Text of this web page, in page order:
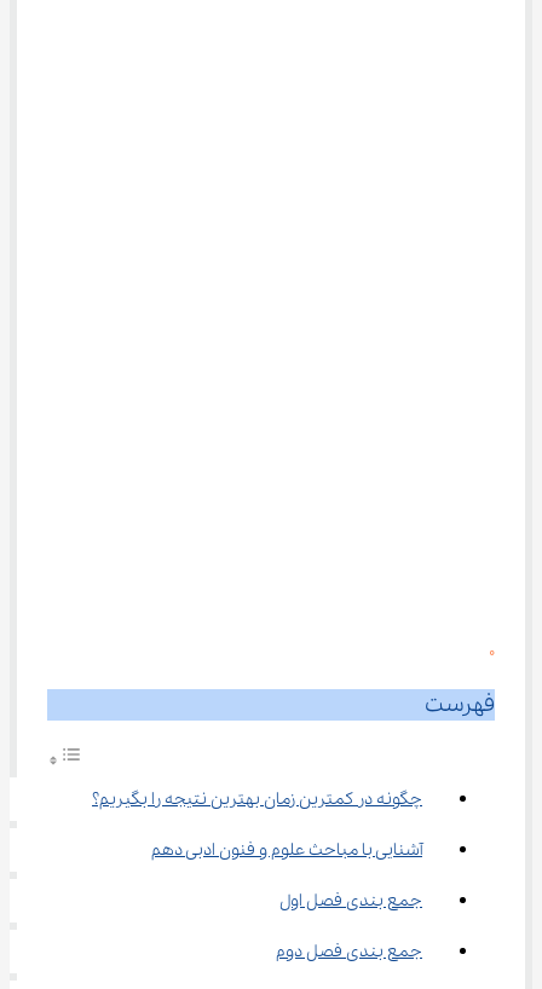
0
فهرست
چگونه در کمترین زمان بهترین نتیجه را بگیریم؟
آشنایی با مباحث علوم و فنون ادبی دهم
جمع ‌بندی فصل اول
جمع ‌بندی فصل دوم